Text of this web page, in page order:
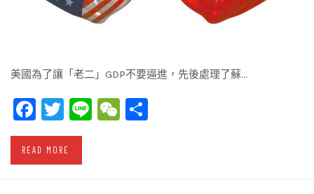
美國為了讓「老二」GDP不要逼進，先後處理了蘇…
Facebook
Twitter
LineWeChat
READ MORE